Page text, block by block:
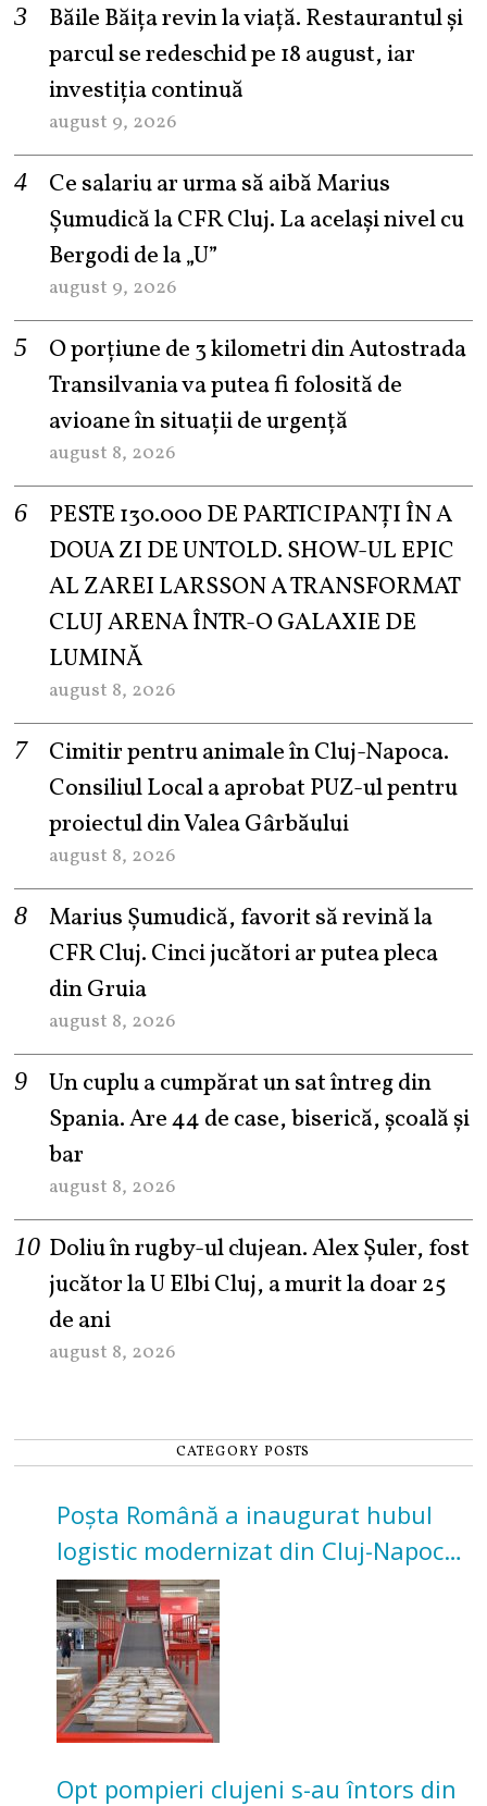
Băile Băița revin la viață. Restaurantul și
parcul se redeschid pe 18 august, iar
investiția continuă
august 9, 2026
Ce salariu ar urma să aibă Marius
Șumudică la CFR Cluj. La același nivel cu
Bergodi de la „U”
august 9, 2026
O porțiune de 3 kilometri din Autostrada
Transilvania va putea fi folosită de
avioane în situații de urgență
august 8, 2026
PESTE 130.000 DE PARTICIPANȚI ÎN A
DOUA ZI DE UNTOLD. SHOW-UL EPIC
AL ZAREI LARSSON A TRANSFORMAT
CLUJ ARENA ÎNTR-O GALAXIE DE
LUMINĂ
august 8, 2026
Cimitir pentru animale în Cluj-Napoca.
Consiliul Local a aprobat PUZ-ul pentru
proiectul din Valea Gârbăului
august 8, 2026
Marius Șumudică, favorit să revină la
CFR Cluj. Cinci jucători ar putea pleca
din Gruia
august 8, 2026
Un cuplu a cumpărat un sat întreg din
Spania. Are 44 de case, biserică, școală și
bar
august 8, 2026
Doliu în rugby-ul clujean. Alex Șuler, fost
jucător la U Elbi Cluj, a murit la doar 25
de ani
august 8, 2026
CATEGORY POSTS
Poșta Română a inaugurat hubul
logistic modernizat din Cluj-Napoca.
Investiție de 3 milioane de euro
Opt pompieri clujeni s-au întors din